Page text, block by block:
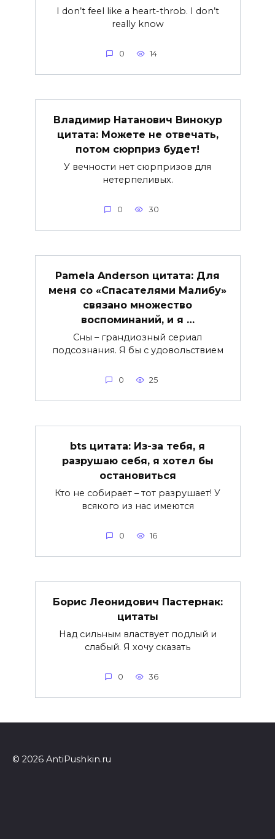
I don’t feel like a heart-throb. I don’t
really know
0 14
Владимир Натанович Винокур
цитата: Можете не отвечать,
потом сюрприз будет!
У вечности нет сюрпризов для
нетерпеливых.
0 30
Pamela Anderson цитата: Для
меня со «Спасателями Малибу»
связано множество
воспоминаний, и я …
Сны – грандиозный сериал
подсознания. Я бы с удовольствием
0 25
bts цитата: Из-за тебя, я
разрушаю себя, я хотел бы
остановиться
Кто не собирает – тот разрушает! У
всякого из нас имеются
0 16
Борис Леонидович Пастернак:
цитаты
Над сильным властвует подлый и
слабый. Я хочу сказать
0 36
© 2026 AntiPushkin.ru